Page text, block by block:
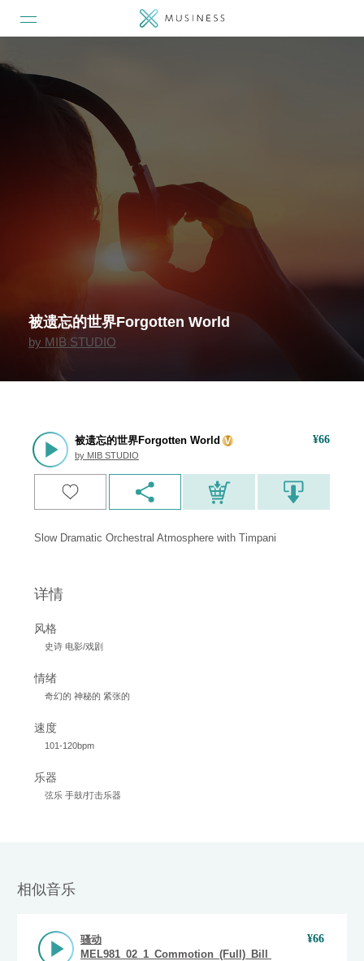
被遗忘的世界Forgotten World
by MIB STUDIO
被遗忘的世界Forgotten World
by MIB STUDIO
¥66
Slow Dramatic Orchestral Atmosphere with Timpani
详情
风格
史诗 电影/戏剧
情绪
奇幻的 神秘的 紧张的
速度
101-120bpm
乐器
弦乐 手鼓/打击乐器
相似音乐
骚动
MEL981_02_1_Commotion_(Full)_Bill_Palmer
¥66